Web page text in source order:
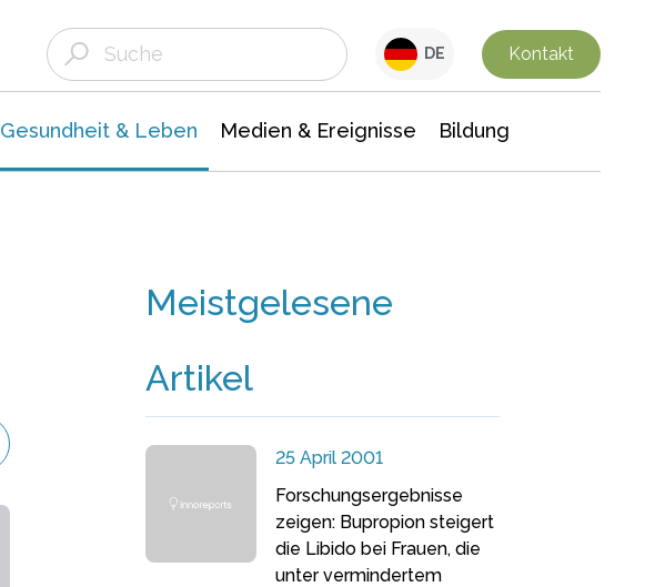
DE Kontakt
Gesundheit & Leben Medien & Ereignisse Bildung
Meistgelesene
Artikel
25 April 2001
Forschungsergebnisse
zeigen: Bupropion steigert
die Libido bei Frauen, die
unter vermindertem